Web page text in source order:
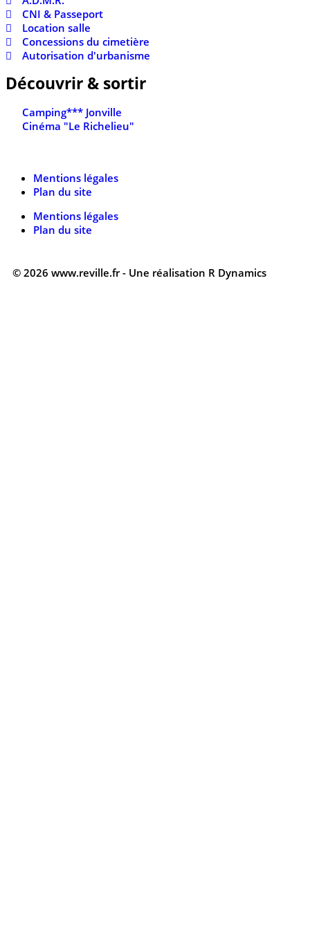
CNI & Passeport
Location salle
Concessions du cimetière
Autorisation d'urbanisme
Découvrir & sortir
Camping*** Jonville
Cinéma "Le Richelieu"
Mentions légales
Plan du site
Mentions légales
Plan du site
© 2026 www.reville.fr - Une réalisation R Dynamics